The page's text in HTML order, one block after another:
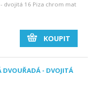
dvojitá 16 Piza chrom mat
KOUPIT
DVOUŘADÁ - DVOJITÁ